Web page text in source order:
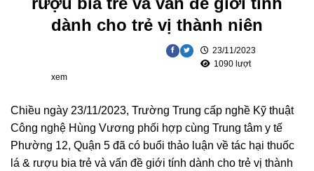
dành cho trẻ vị thành niên
23/11/2023
1090 lượt
xem
Chiều ngày 23/11/2023, Trường Trung cấp nghề Kỹ thuật
Công nghệ Hùng Vương phối hợp cùng Trung tâm y tế
Phường 12, Quận 5 đã có buổi thảo luận về tác hại thuốc
lá & rượu bia trẻ và vấn đề giới tính dành cho trẻ vị thành